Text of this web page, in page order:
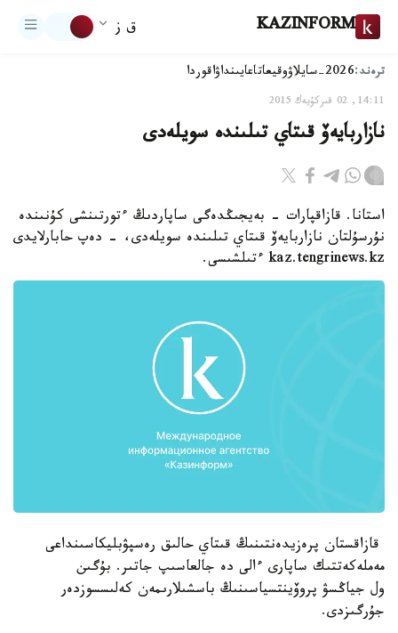
KAZINFORM ق ز
ترەند:2026-سايلاۋ وقيعاتاعايىنداۋاقوردا
14:11, 02 قىركۇيەك 2015
نازاربايەۆ قىتاي تىلىندە سويلەدى
استانا. قازاقپارات - بەيجىڭدەگى ساپاردىڭ ءتورتىنشى كۇنىندە
نۇرسۇلتان نازاربايەۆ قىتاي تىلىندە سويلەدى، - دەپ حابارلايدى
kaz.tengrinews.kz ءتىلشىسى.
قازاقستان پرەزيدەنتىنىڭ قىتاي حالىق رەسپۋبليكاسىنداعى
مەملەكەتتىك ساپارى ءالى دە جالعاسىپ جاتىر. بۇگىن
ول جياڭسۋ پروۆينتسياسىنىڭ باسشىلارىمەن كەلىسسوزدەر
جۇرگىزدى.